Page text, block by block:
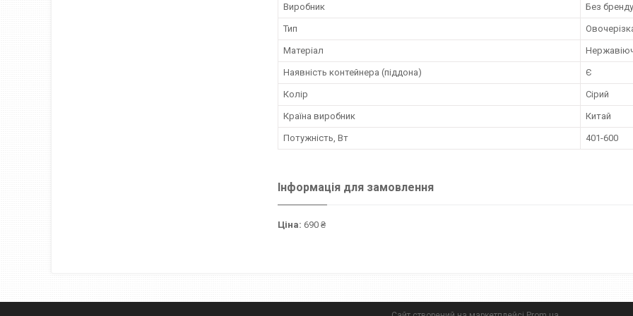
Виробник Без бренду
Тип
Матеріал
Наявність контейнера (піддона) Є
Колір Сірий
Країна виробник Китай
Потужність, Вт 401-600
Інформація для замовлення
Ціна: 690 ₴